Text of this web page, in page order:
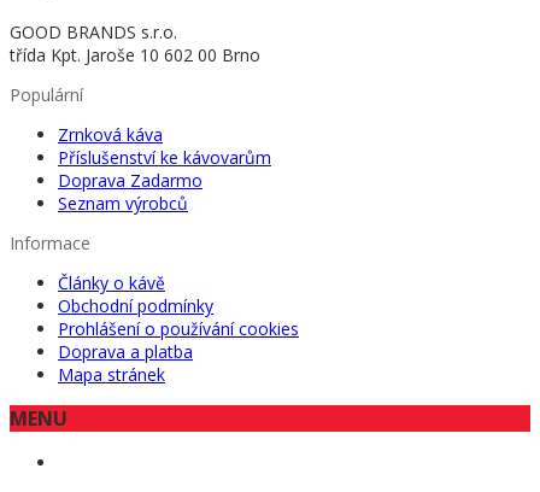
GOOD BRANDS s.r.o.
třída Kpt. Jaroše 10 602 00 Brno
Populární
Zrnková káva
Příslušenství ke kávovarům
Doprava Zadarmo
Seznam výrobců
Informace
Články o kávě
Obchodní podmínky
Prohlášení o používání cookies
Doprava a platba
Mapa stránek
MENU